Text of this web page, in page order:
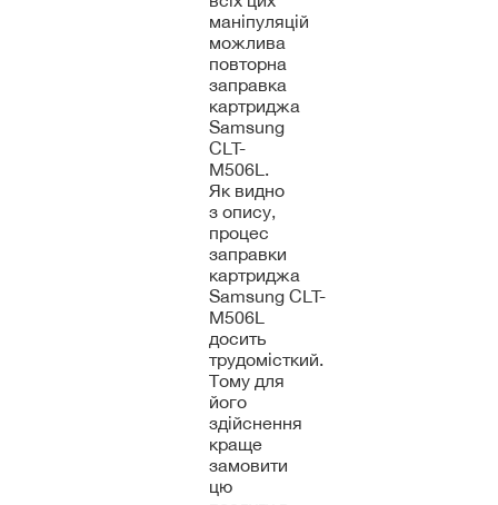
маніпуляцій
можлива
повторна
заправка
картриджа
Samsung
CLT-
M506L.
Як видно
з опису,
процес
заправки
картриджа
Samsung CLT-
M506L
досить
трудомісткий.
Тому для
його
здійснення
краще
замовити
цю